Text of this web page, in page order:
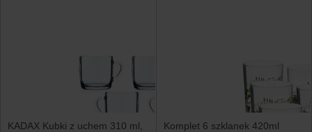
KADAX Kubki z uchem 310 ml,
Komplet 6 szklanek 420ml